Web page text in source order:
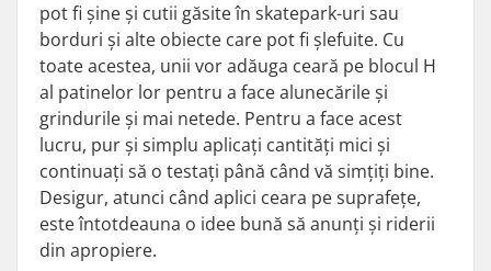
pot fi șine și cutii găsite în skatepark-uri sau
borduri și alte obiecte care pot fi șlefuite. Cu
toate acestea, unii vor adăuga ceară pe blocul H
al patinelor lor pentru a face alunecările și
grindurile și mai netede. Pentru a face acest
lucru, pur și simplu aplicați cantități mici și
continuați să o testați până când vă simțiți bine.
Desigur, atunci când aplici ceara pe suprafețe,
este întotdeauna o idee bună să anunți și riderii
din apropiere.